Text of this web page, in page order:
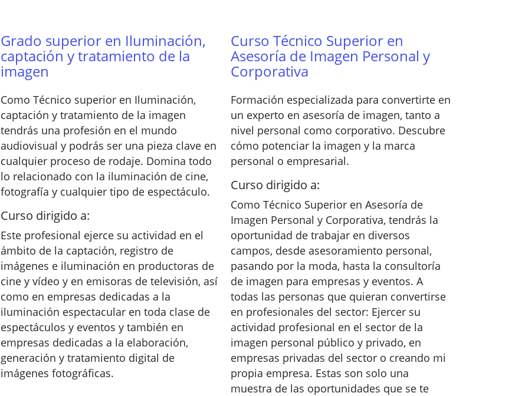
Grado superior en Iluminación,
captación y tratamiento de la
imagen
Como Técnico superior en Iluminación,
captación y tratamiento de la imagen
tendrás una profesión en el mundo
audiovisual y podrás ser una pieza clave en
cualquier proceso de rodaje. Domina todo
lo relacionado con la iluminación de cine,
fotografía y cualquier tipo de espectáculo.
Curso dirigido a:
Este profesional ejerce su actividad en el
ámbito de la captación, registro de
imágenes e iluminación en productoras de
cine y vídeo y en emisoras de televisión, así
como en empresas dedicadas a la
iluminación espectacular en toda clase de
espectáculos y eventos y también en
empresas dedicadas a la elaboración,
generación y tratamiento digital de
imágenes fotográficas.
Curso Técnico Superior en
Asesoría de Imagen Personal y
Corporativa
Formación especializada para convertirte en
un experto en asesoría de imagen, tanto a
nivel personal como corporativo. Descubre
cómo potenciar la imagen y la marca
personal o empresarial.
Curso dirigido a:
Como Técnico Superior en Asesoría de
Imagen Personal y Corporativa, tendrás la
oportunidad de trabajar en diversos
campos, desde asesoramiento personal,
pasando por la moda, hasta la consultoría
de imagen para empresas y eventos. A
todas las personas que quieran convertirse
en profesionales del sector: Ejercer su
actividad profesional en el sector de la
imagen personal público y privado, en
empresas privadas del sector o creando mi
propia empresa. Estas son solo una
muestra de las oportunidades que se te